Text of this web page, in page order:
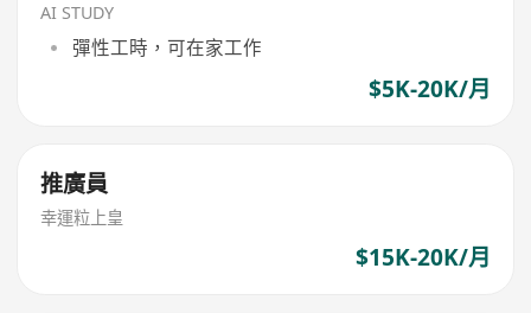
AI STUDY
彈性工時，可在家工作
$5K-20K/月
推廣員
幸運粒上皇
$15K-20K/月